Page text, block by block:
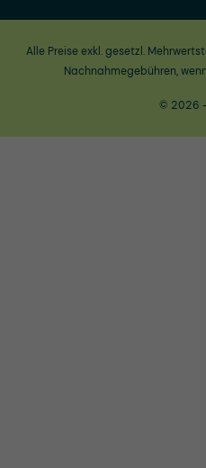
Alle Preise exkl. gesetzl.
Nachnahmegebühren,
© 2026